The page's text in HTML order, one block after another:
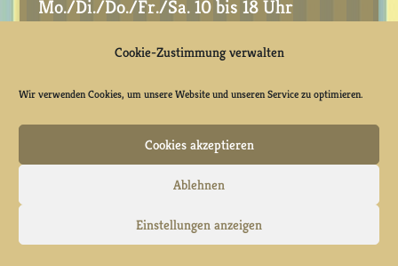
Cookie-Zustimmung verwalten
Wir verwenden Cookies, um unsere Website und unseren Service zu optimieren.
Cookies akzeptieren
Ablehnen
Einstellungen anzeigen
Mo./Di./Do./Fr./Sa. 10 bis 18 Uhr